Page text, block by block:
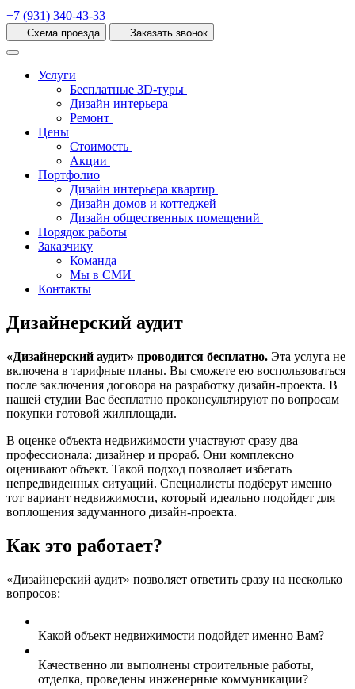
+7 (931) 340-43-33
Схема проезда Заказать звонок
Услуги
Бесплатные 3D-туры
Дизайн интерьера
Ремонт
Цены
Стоимость
Акции
Портфолио
Дизайн интерьера квартир
Дизайн домов и коттеджей
Дизайн общественных помещений
Порядок работы
Заказчику
Команда
Мы в СМИ
Контакты
Дизайнерский аудит
«Дизайнерский аудит» проводится бесплатно. Эта услуга не
включена в тарифные планы. Вы сможете ею воспользоваться
после заключения договора на разработку дизайн-проекта. В
нашей студии Вас бесплатно проконсультируют по вопросам
покупки готовой жилплощади.
В оценке объекта недвижимости участвуют сразу два
профессионала: дизайнер и прораб. Они комплексно
оценивают объект. Такой подход позволяет избегать
непредвиденных ситуаций. Специалисты подберут именно
тот вариант недвижимости, который идеально подойдет для
воплощения задуманного дизайн-проекта.
Как это работает?
«Дизайнерский аудит» позволяет ответить сразу на несколько
вопросов:
Какой объект недвижимости подойдет именно Вам?
Качественно ли выполнены строительные работы,
отделка, проведены инженерные коммуникации?